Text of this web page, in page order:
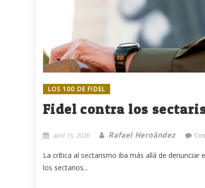
LOS 100 DE FIDEL
Fidel contra los
abril 15, 2026 Rafael Hernández
La crítica al sectarismo iba más allá de
los sectarios...